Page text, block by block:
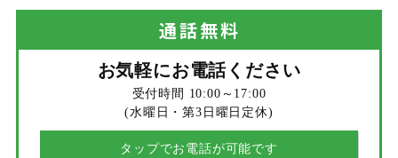
通話無料
お気軽にお電話ください
受付時間 10:00～17:00
(水曜日・第3日曜日定休)
タップでお電話が可能です